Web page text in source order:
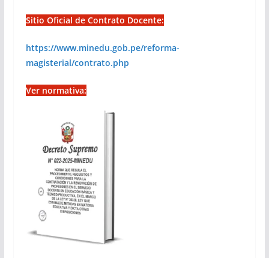
Sitio Oficial de Contrato Docente:
https://www.minedu.gob.pe/reforma-
magisterial/contrato.php
Ver normativa: